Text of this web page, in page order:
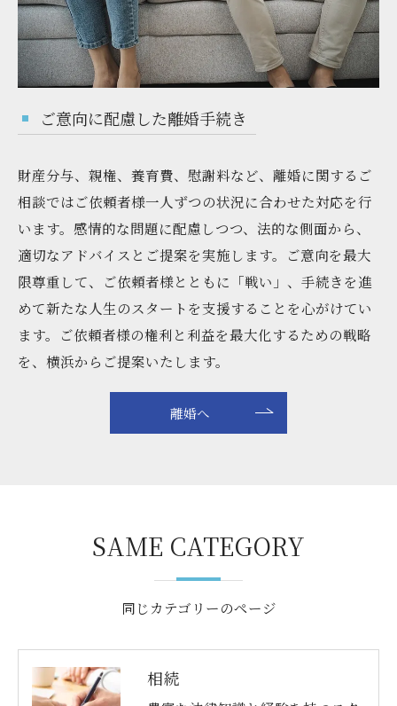
ご意向に配慮した離婚手続き
財産分与、親権、養育費、慰謝料など、離婚に関するご
相談ではご依頼者様一人ずつの状況に合わせた対応を行
います。感情的な問題に配慮しつつ、法的な側面から、
適切なアドバイスとご提案を実施します。ご意向を最大
限尊重して、ご依頼者様とともに「戦い」、手続きを進
めて新たな人生のスタートを支援することを心がけてい
ます。ご依頼者様の権利と利益を最大化するための戦略
を、横浜からご提案いたします。
離婚へ
同じカテゴリーのページ
SAME CATEGORY
相続